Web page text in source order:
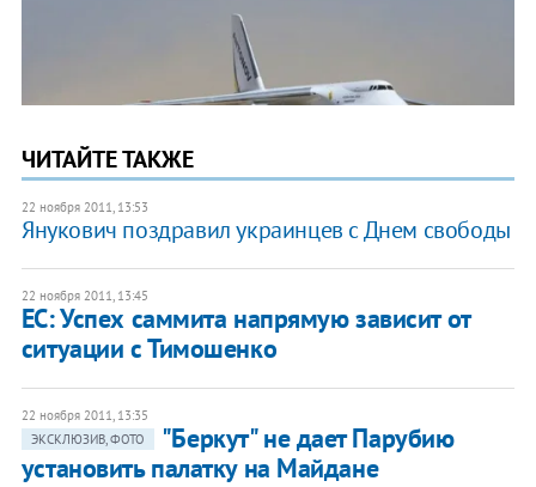
ЧИТАЙТЕ ТАКЖЕ
22 ноября 2011, 13:53
Янукович поздравил украинцев с Днем свободы
22 ноября 2011, 13:45
ЕС: Успех саммита напрямую зависит от
ситуации с Тимошенко
22 ноября 2011, 13:35
ЭКСКЛЮЗИВ, ФОТО
"Беркут" не дает Парубию
установить палатку на Майдане